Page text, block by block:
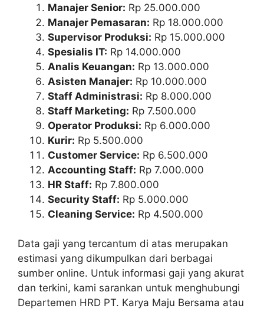
Manajer Senior: Rp 25.000.000
Manajer Pemasaran: Rp 18.000.000
Supervisor Produksi: Rp 15.000.000
Spesialis IT: Rp 14.000.000
Analis Keuangan: Rp 13.000.000
Asisten Manajer: Rp 10.000.000
Staff Administrasi: Rp 8.000.000
Staff Marketing: Rp 7.500.000
Operator Produksi: Rp 6.000.000
Kurir: Rp 5.500.000
Customer Service: Rp 6.500.000
Accounting Staff: Rp 7.000.000
HR Staff: Rp 7.800.000
Security Staff: Rp 5.000.000
Cleaning Service: Rp 4.500.000
Data gaji yang tercantum di atas merupakan
estimasi yang dikumpulkan dari berbagai
sumber online. Untuk informasi gaji yang akurat
dan terkini, kami sarankan untuk menghubungi
Departemen HRD PT. Karya Maju Bersama atau